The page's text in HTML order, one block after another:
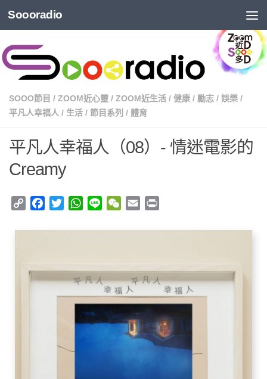
Soooradio
SOOO節目 / ZOOM近心靈 / ZOOM近生活 / 健康 / 勵志 / 娛樂 /
平凡人幸福人 / 生活 / 節目系列 / 體育
平凡人幸福人（08）- 情迷電影的
Creamy
Copy
Facebook
TwitterWhatsApp
Line WeChat
Email